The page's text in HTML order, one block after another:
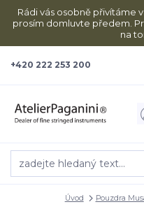
Rádi vás osobně přivítáme
prosím domluvte předem.
na
+420 222 253 200
Úvod Pouzdra